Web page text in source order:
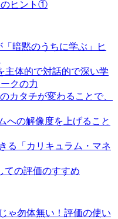
のヒント①
暗黙のうちに学ぶ」ヒ
主体的で対話的で深い学
クの力
カタチが変わることで、
への解像度を上げること
る「カリキュラム・マネ
ての評価のすすめ
ゃ勿体無い！評価の使い